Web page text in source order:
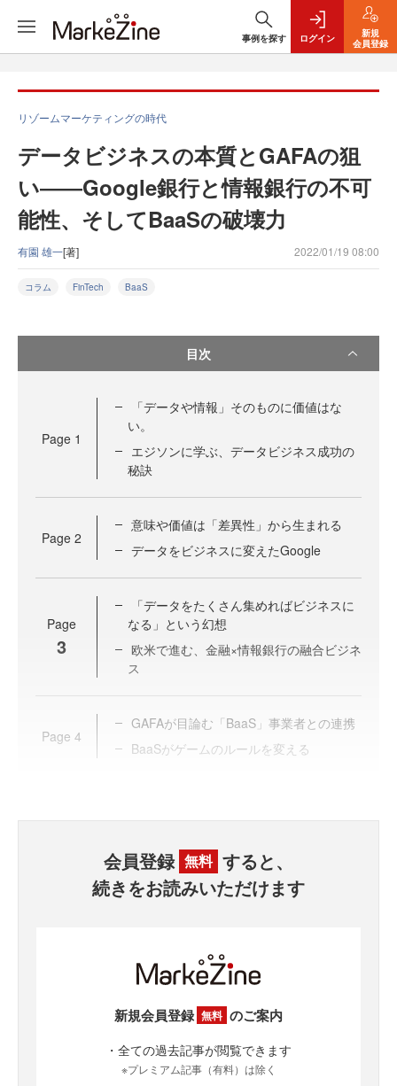
事例を探す ログイン
新規
会員登録
リゾームマーケティングの時代
データビジネスの本質とGAFAの狙
い――Google銀行と情報銀行の不可
能性、そしてBaaSの破壊力
有園 雄一[著] 2022/01/19 08:00
コラム FinTech BaaS
目次
Page 1
「データや情報」そのものに価値はな
い。
エジソンに学ぶ、データビジネス成功の
秘訣
Page 2
意味や価値は「差異性」から生まれる
データをビジネスに変えたGoogle
Page
3
「データをたくさん集めればビジネスに
なる」という幻想
欧米で進む、金融×情報銀行の融合ビジネ
ス
Page 4
GAFAが目論む「BaaS」事業者との連携
BaaSがゲームのルールを変える
会員登録 無料 すると、
続きをお読みいただけます
新規会員登録 無料 のご案内
・全ての過去記事が閲覧できます
※プレミアム記事（有料）は除く